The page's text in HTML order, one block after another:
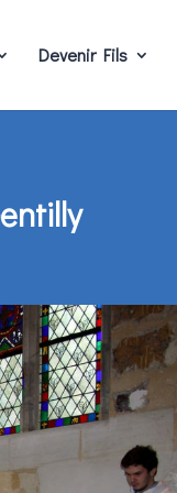
Devenir Fils